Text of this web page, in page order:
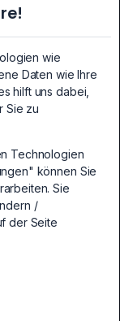
wie
Daten wie Ihre
hilft uns dabei,
Sie zu
Technologien
können Sie
Sie
/
der Seite